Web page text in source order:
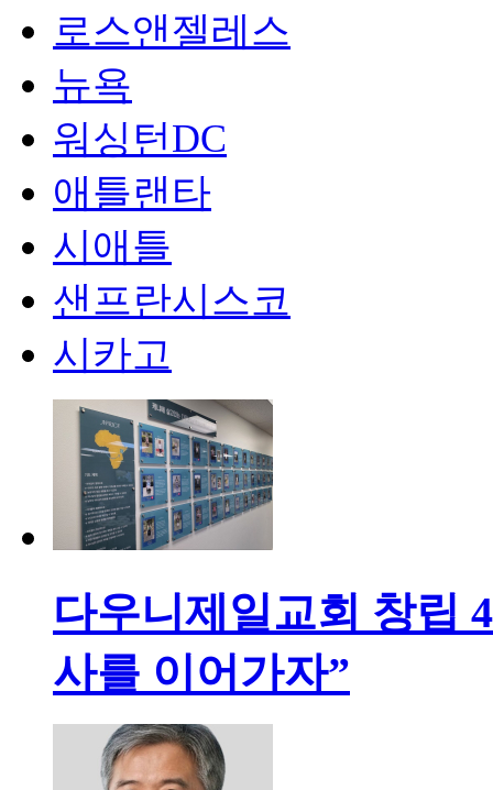
로스앤젤레스
뉴욕
워싱턴DC
애틀랜타
시애틀
샌프란시스코
시카고
다우니제일교회 창립
사를 이어가자”